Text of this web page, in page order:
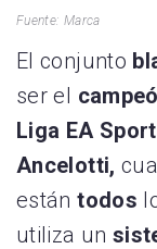
Fuente: Marca
El conjunto
ser el
Liga EA
Ancelotti,
estántodos
utiliza un